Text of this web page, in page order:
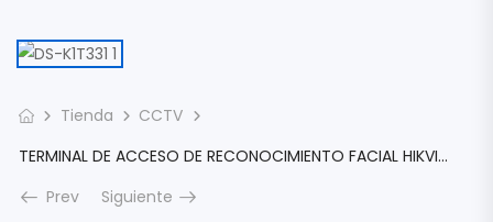
Tienda
CCTV
TERMINAL DE ACCESO DE RECONOCIMIENTO FACIAL HIKVISION DS-K1T331 PANTALLA 4.0″ CAMARA 2MP INTERFAZ 1X RJ45 TCP/IP 1X USB 1X RS-485 1X CONTACTO DE PUERTA DS-K1T331
Prev
Siguiente